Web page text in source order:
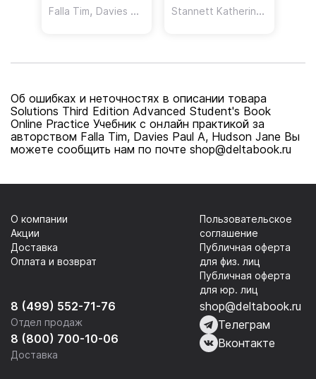
Intermediate
Falla Tim, Davies Paul A
Intermediate
Resource Disk
для учителя
Stannett Katherine,
Об ошибках и неточностях в описании товара
Solutions Third Edition Advanced Student's Book
Online Practice Учебник с онлайн практикой за
авторством Falla Tim, Davies Paul A, Hudson Jane Вы
можете сообщить нам по почте shop@deltabook.ru
8 (499) 552-71-76
Отдел продаж
8 (800) 700-10-06
Доставка
О компании
Акции
Доставка
Оплата и возврат
Пользовательское
соглашение
Публичная оферта
для физ. лиц
Публичная оферта
для юр. лиц
shop@deltabook.ru
Телеграм
Вконтакте